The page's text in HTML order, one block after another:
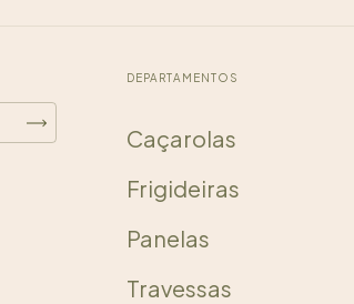
DEPARTAMENTOS
Caçarolas
Frigideiras
Panelas
Travessas